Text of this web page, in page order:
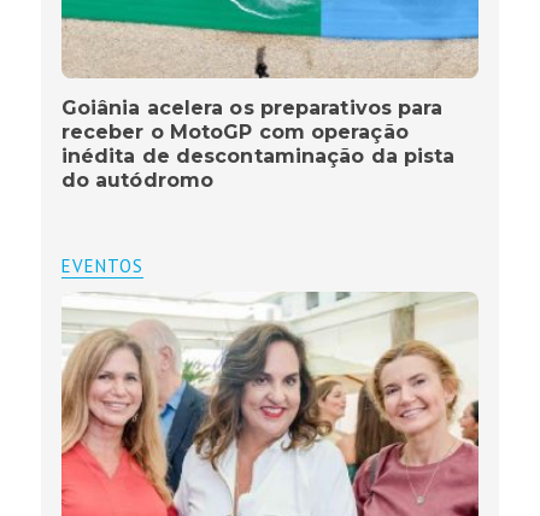
Goiânia acelera os preparativos para
receber o MotoGP com operação
inédita de descontaminação da pista
do autódromo
EVENTOS